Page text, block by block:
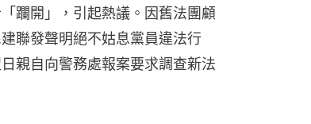
躝開」，引起熱議。因舊法團顧
聯發聲明絕不姑息黨員違法行
親自向警務處報案要求調查新法